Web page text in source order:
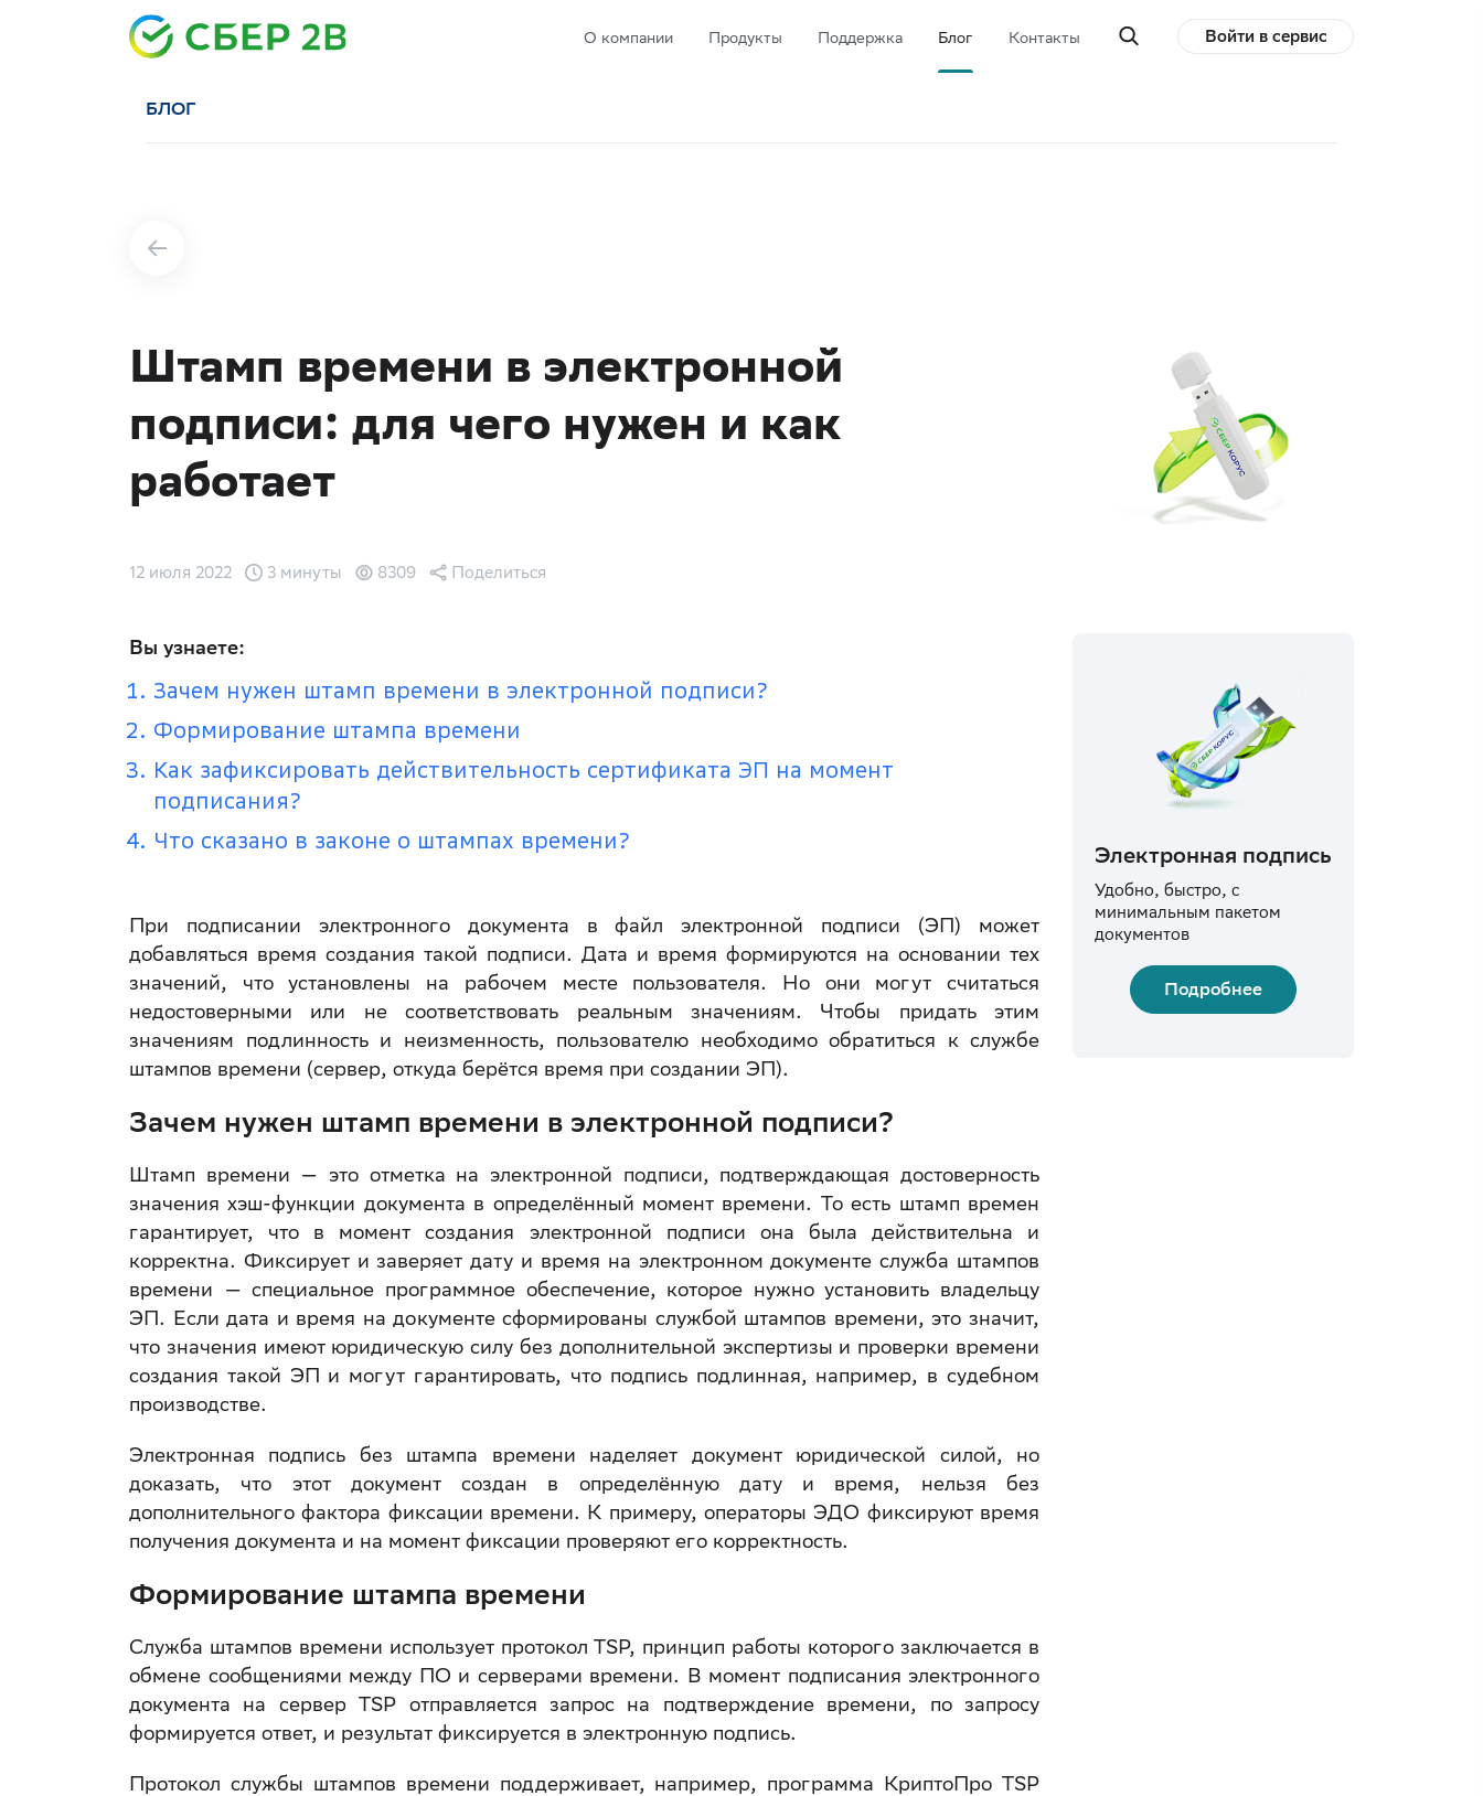
О компании Продукты Поддержка Блог Контакты Войти в сервис
БЛОГ
Штамп времени в электронной
подписи: для чего нужен и как
работает
12 июля 2022 3 минуты 8309 Поделиться
Вы узнаете:
Зачем нужен штамп времени в электронной подписи?
Формирование штампа времени
Как зафиксировать действительность сертификата ЭП на момент
подписания?
Что сказано в законе о штампах времени?
При подписании электронного документа в файл электронной подписи (ЭП) может
добавляться время создания такой подписи. Дата и время формируются на основании тех
значений, что установлены на рабочем месте пользователя. Но они могут считаться
недостоверными или не соответствовать реальным значениям. Чтобы придать этим
значениям подлинность и неизменность, пользователю необходимо обратиться к службе
штампов времени (сервер, откуда берётся время при создании ЭП).
Зачем нужен штамп времени в электронной подписи?
Штамп времени — это отметка на электронной подписи, подтверждающая достоверность
значения хэш-функции документа в определённый момент времени. То есть штамп времен
гарантирует, что в момент создания электронной подписи она была действительна и
корректна. Фиксирует и заверяет дату и время на электронном документе служба штампов
времени — специальное программное обеспечение, которое нужно установить владельцу
ЭП. Если дата и время на документе сформированы службой штампов времени, это значит,
что значения имеют юридическую силу без дополнительной экспертизы и проверки времени
создания такой ЭП и могут гарантировать, что подпись подлинная, например, в судебном
производстве.
Электронная подпись без штампа времени наделяет документ юридической силой, но
доказать, что этот документ создан в определённую дату и время, нельзя без
дополнительного фактора фиксации времени. К примеру, операторы ЭДО фиксируют время
получения документа и на момент фиксации проверяют его корректность.
Формирование штампа времени
Служба штампов времени использует протокол TSP, принцип работы которого заключается в
обмене сообщениями между ПО и серверами времени. В момент подписания электронного
документа на сервер TSP отправляется запрос на подтверждение времени, по запросу
формируется ответ, и результат фиксируется в электронную подпись.
Протокол службы штампов времени поддерживает, например, программа КриптоПро TSP
Электронная подпись
Удобно, быстро, с
минимальным пакетом
документов
Подробнее